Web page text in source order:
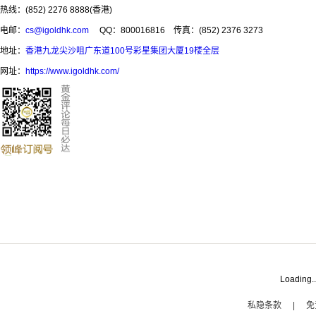
热线：(852) 2276 8888(香港)
电邮： cs@igoldhk.com QQ：800016816 传真：(852) 2376 3273
地址： 香港九龙尖沙咀广东道100号彩星集团大厦19楼全层
网址： https://www.igoldhk.com/
私隐条款